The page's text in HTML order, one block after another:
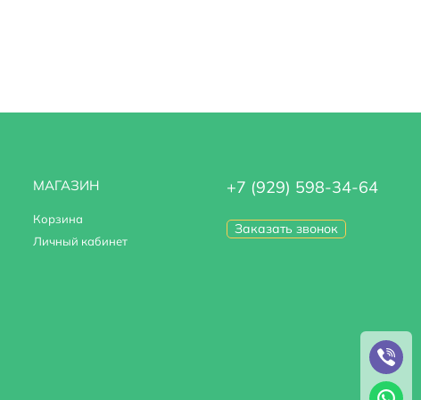
МАГАЗИН
Корзина
Личный кабинет
+7 (929) 598-34-64
Заказать звонок